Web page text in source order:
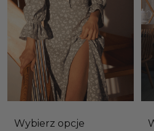
Wybierz opcje